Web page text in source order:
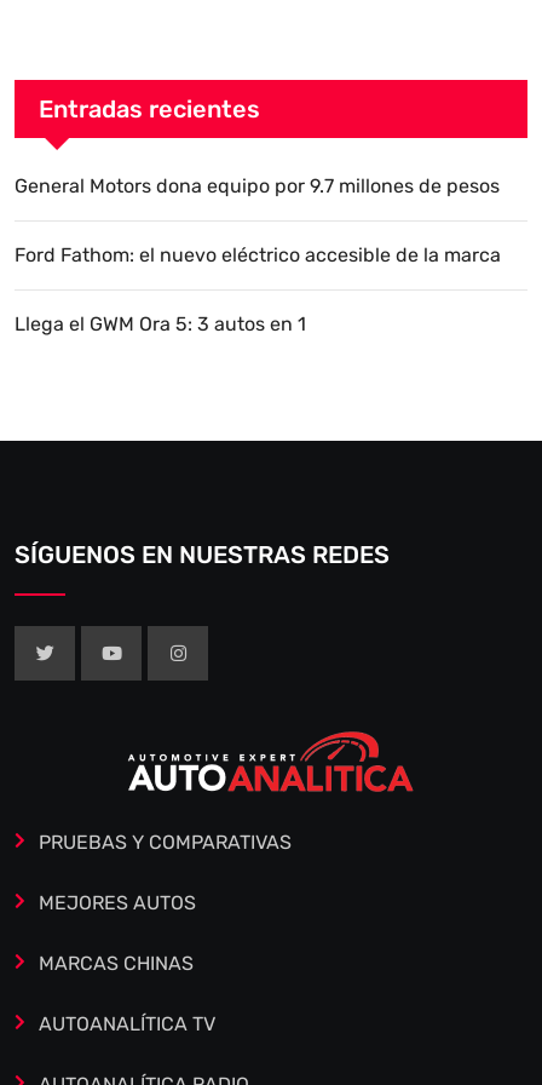
Entradas recientes
General Motors dona equipo por 9.7 millones de pesos
Ford Fathom: el nuevo eléctrico accesible de la marca
Llega el GWM Ora 5: 3 autos en 1
SÍGUENOS EN NUESTRAS REDES
PRUEBAS Y COMPARATIVAS
MEJORES AUTOS
MARCAS CHINAS
AUTOANALÍTICA TV